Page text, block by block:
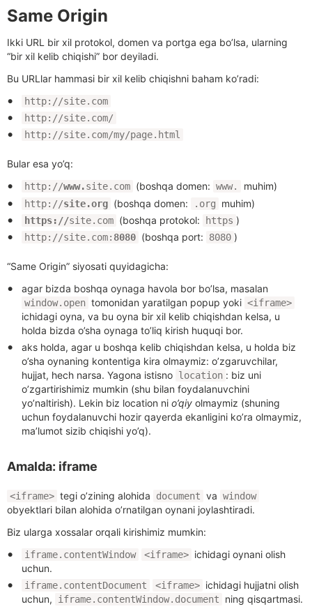
Same Origin
Ikki URL bir xil protokol, domen va portga ega bo’lsa, ularning
“bir xil kelib chiqishi” bor deyiladi.
Bu URLlar hammasi bir xil kelib chiqishni baham ko’radi:
http://site.com
http://site.com/
http://site.com/my/page.html
Bular esa yo’q:
http://www.site.com (boshqa domen: www. muhim)
http://site.org (boshqa domen: .org muhim)
https://site.com (boshqa protokol: https )
http://site.com: 8080 (boshqa port: 8080 )
“Same Origin” siyosati quyidagicha:
agar bizda boshqa oynaga havola bor bo’lsa, masalan
window.open tomonidan yaratilgan popup yoki <iframe>
ichidagi oyna, va bu oyna bir xil kelib chiqishdan kelsa, u
holda bizda o’sha oynaga to’liq kirish huquqi bor.
aks holda, agar u boshqa kelib chiqishdan kelsa, u holda biz
o’sha oynaning kontentiga kira olmaymiz: o’zgaruvchilar,
hujjat, hech narsa. Yagona istisno location : biz uni
o’zgartirishimiz mumkin (shu bilan foydalanuvchini
yo’naltirish). Lekin biz location ni o’qiy olmaymiz (shuning
uchun foydalanuvchi hozir qayerda ekanligini ko’ra olmaymiz,
ma’lumot sizib chiqishi yo’q).
Amalda: iframe
<iframe> tegi o’zining alohida document va window
obyektlari bilan alohida o’rnatilgan oynani joylashtiradi.
Biz ularga xossalar orqali kirishimiz mumkin:
iframe.contentWindow <iframe> ichidagi oynani olish
uchun.
iframe.contentDocument <iframe> ichidagi hujjatni olish
uchun,
iframe.contentWindow.document ning qisqartmasi.